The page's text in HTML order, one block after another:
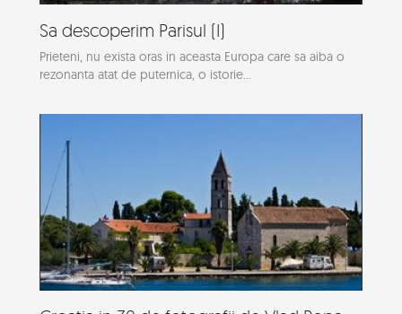
Sa descoperim Parisul (I)
Prieteni, nu exista oras in aceasta Europa care sa aiba o
rezonanta atat de puternica, o istorie...